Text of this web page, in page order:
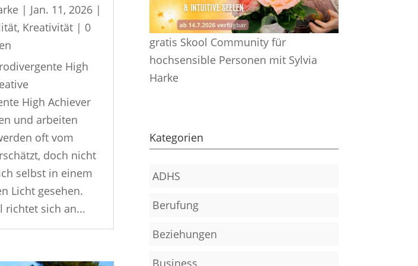
| Jan. 11, 2026 |
, Kreativität | 0
High
High Achiever
und arbeiten
oft vom
doch nicht
selbst in einem
Licht gesehen.
richtet sich an...
gratis Skool Community für
hochsensible Personen mit Sylvia
Harke
Kategorien
ADHS
Berufung
Beziehungen
Business